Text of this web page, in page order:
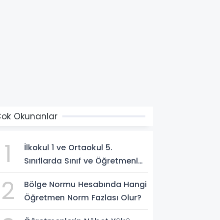
Okunanlar
1
İlkokul 1 ve Ortaokul 5.
Sınıflarda Sınıf ve Öğretmenler
2
Bölge Normu Hesabında Hangi
Öğretmen Norm Fazlası Olur?